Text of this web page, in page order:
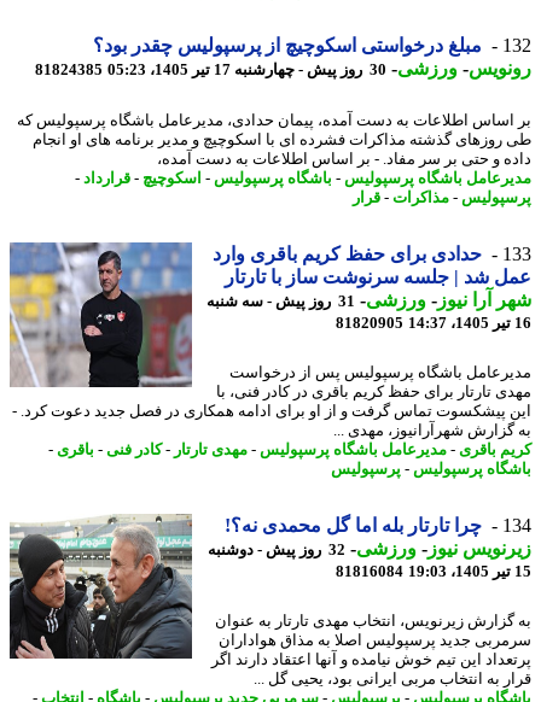
مبلغ درخواستی اسکوچیچ از پرسپولیس چقدر بود؟
-ورزشی-30 روز پیش - چهارشنبه 17 تیر 1405، 05:23 81824385
اطلاعات به دست آمده، پیمان حدادی، مدیرعامل باشگاه پرسپولیس که
گذشته مذاکرات فشرده ای با اسکوچیچ و مدیر برنامه های او انجام
و حتی بر سر مفاد. - بر اساس اطلاعات به دست آمده،
باشگاه پرسپولیس-باشگاه پرسپولیس-اسکوچیچ-قرارداد -
-مذاکرات- قرار
حدادی برای حفظ کریم باقری وارد
شد | جلسه سرنوشت ساز با تارتار
آرا نیوز-ورزشی-
31 روز پیش - سه شنبه
81820905
باشگاه پرسپولیس پس از درخواست
تارتار برای حفظ کریم باقری در کادر فنی، با
پیشکسوت تماس گرفت و از او برای ادامه همکاری در فصل جدید دعوت کرد. -
شهرآرانیوز، مهدی ...
باقری- مدیرعامل باشگاه پرسپولیس-مهدی تارتار- کادر فنی -باقری-
پرسپولیس-پرسپولیس
چرا تارتار بله اما گل محمدی نه؟!
نیوز-ورزشی-
32 روز پیش - دوشنبه
81816084
زیرنویس، انتخاب مهدی تارتار به عنوان
جدید پرسپولیس اصلا به مذاق هواداران
این تیم خوش نیامده و آنها اعتقاد دارند اگر
به انتخاب مربی ایرانی بود، یحیی گل ...